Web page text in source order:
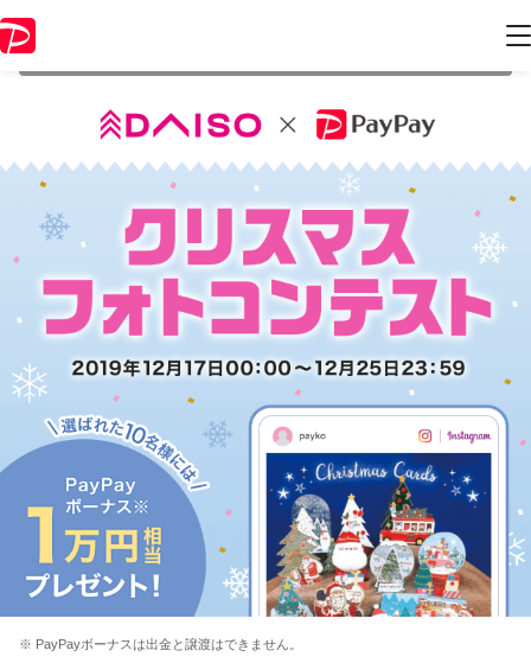
の情報はキャンペーン終了時点のものになります。
※ PayPayボーナスは出金と譲渡はできません。